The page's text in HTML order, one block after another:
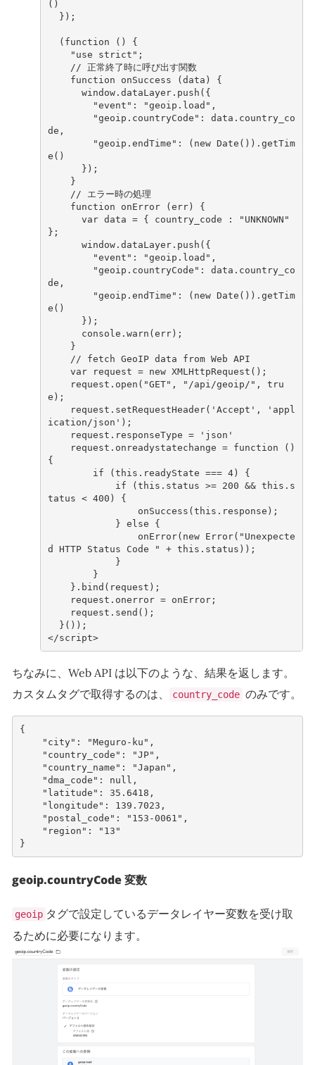
()
});
( function ()
{
"use strict" ;
// 正常終了時に呼び出す関数
function
onSuccess (data )
{
window. dataLayer. push ({
"event" : "geoip.load" ,
"geoip.countryCode" : data . country_co
de ,
"geoip.endTime" : ( new Date ()). getTim
e ()
});
}
// エラー時の処理
function
onError (err)
{
var data = { country_code :
"UNKNOWN"
};
window. dataLayer. push ({
"event" : "geoip.load" ,
"geoip.countryCode" : data . country_co
de ,
"geoip.endTime" : ( new Date ()). getTim
e ()
});
console . warn (err);
}
// fetch GeoIP data from Web API
var
request = new XMLHttpRequest ();
request . open ( "GET" , "/api/geoip/" ,
tru
e );
request . setRequestHeader( 'Accept' ,
'appl
ication/json' );
request . responseType =
'json'
request . onreadystatechange = function
()
{
if
(this . readyState === 4)
{
if
(this . status >= 200 && this . s
tatus < 400 )
{
onSuccess (this . response );
} else
{
onError( new Error( "Unexpecte
d HTTP Status Code "
+ this . status ));
}
}
}. bind ( request );
request . onerror = onError;
request . send ();
}());
</script>
ちなみに、Web API は以下のような、結果を返します。
カスタムタグで取得するのは、
country_code のみです。
{
"city" : "Meguro-ku" ,
"country_code" : "JP" ,
"country_name" : "Japan" ,
"dma_code" : null ,
"latitude" : 35.6418 ,
"longitude" : 139.7023 ,
"postal_code" : "153-0061" ,
"region" :
"13"
}
geoip.countryCode 変数
geoip タグで設定しているデータレイヤー変数を受け取
るために必要になります。